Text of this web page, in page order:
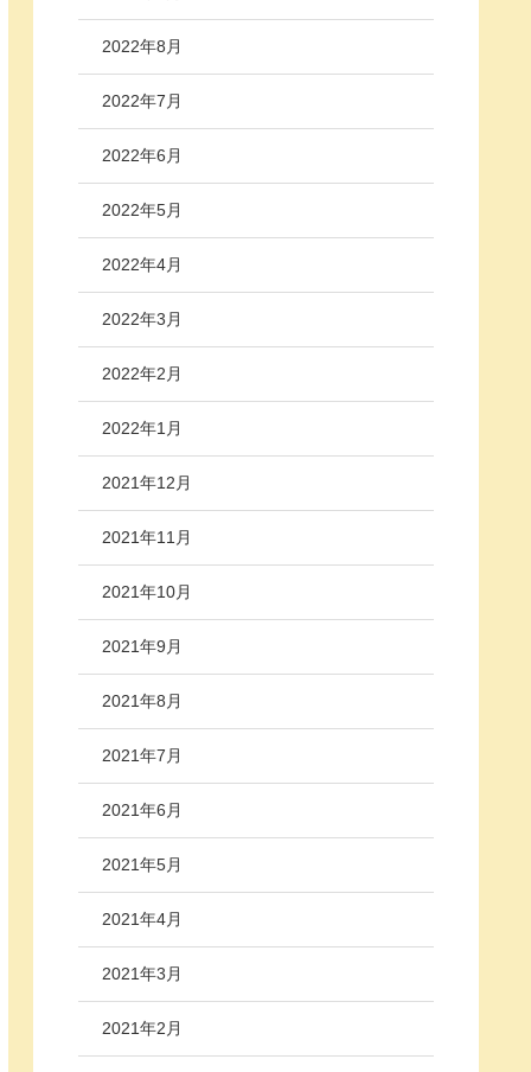
2022年8月
2022年7月
2022年6月
2022年5月
2022年4月
2022年3月
2022年2月
2022年1月
2021年12月
2021年11月
2021年10月
2021年9月
2021年8月
2021年7月
2021年6月
2021年5月
2021年4月
2021年3月
2021年2月